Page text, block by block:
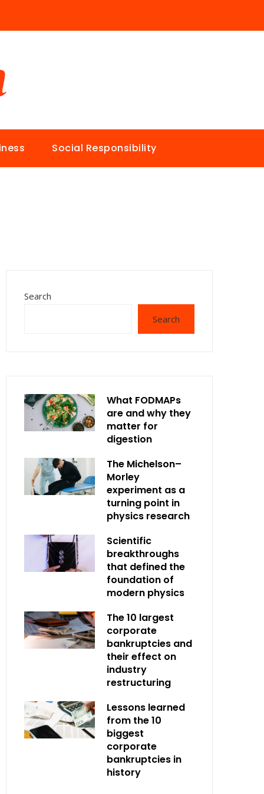
Social Responsibility
Search
Search
What FODMAPs
are and why they
matter for
digestion
The Michelson–
Morley
experiment as a
turning point in
physics research
Scientific
breakthroughs
that defined the
foundation of
modern physics
The 10 largest
corporate
bankruptcies and
their effect on
industry
restructuring
Lessons learned
from the 10
biggest
corporate
bankruptcies in
history